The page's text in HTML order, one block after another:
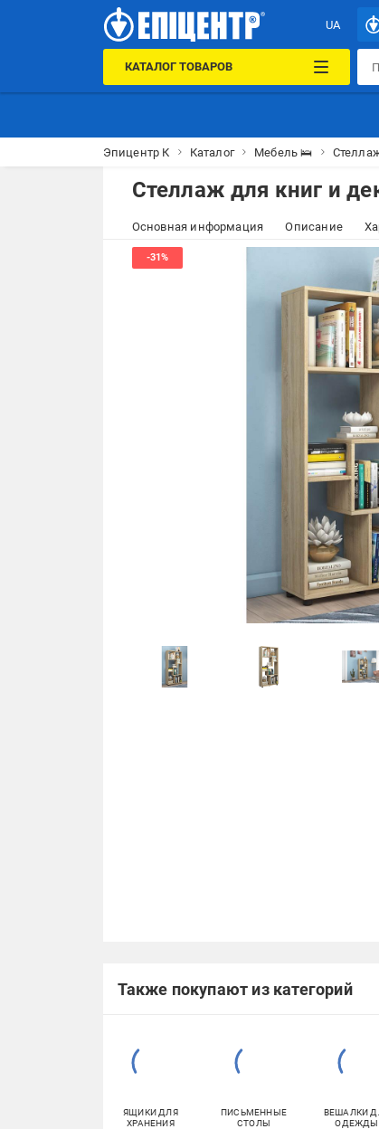
UA
КАТАЛОГ ТОВАРОВ
Эпицентр К Каталог Мебель 🛌
Стеллаж для книг и
Основная информация Описание
Также покупают из категорий
ЯЩИКИ ДЛЯ
ХРАНЕНИЯ
ПИСЬМЕННЫЕ
СТОЛЫ
ВЕШАЛКИ
ОДЕЖДЫ